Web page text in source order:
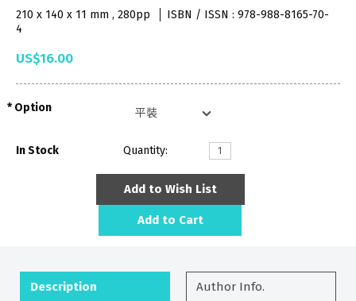
210 x 140 x 11 mm , 280pp
ISBN / ISSN : 978-988-8165-70-
4
US$16.00
Option
In Stock Quantity:
Add to Wish List
Add to Cart
Description Author Info.